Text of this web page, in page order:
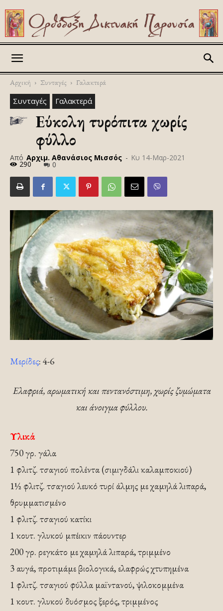
Αρχική Συνταγές Γαλακτερά
Συνταγές Γαλακτερά
Εύκολη τυρόπιτα χωρίς
φύλλο
Από Αρχιμ. Αθανάσιος Μισσός - Κυ 14-Μαρ-2021
290 0
Μερίδες: 4-6
Ελαφριά, αρωματική και πεντανόστιμη, χωρίς ζυμώματα
και άνοιγμα φύλλου.
Υλικά
750 γρ. γάλα
1 φλιτζ. τσαγιού πολέντα (σιμιγδάλι καλαμποκιού)
1½ φλιτζ. τσαγιού λευκό τυρί άλμης με χαμηλά λιπαρά,
θρυμματισμένο
1 φλιτζ. τσαγιού κατίκι
1 κουτ. γλυκού μπέικιν πάουντερ
200 γρ. ρεγκάτο με χαμηλά λιπαρά, τριμμένο
3 αυγά, προτιμάμε βιολογικά, ελαφρώς χτυπημένα
1 φλιτζ. τσαγιού φύλλα μαϊντανού, ψιλοκομμένα
1 κουτ. γλυκού δυόσμος ξερός, τριμμένος